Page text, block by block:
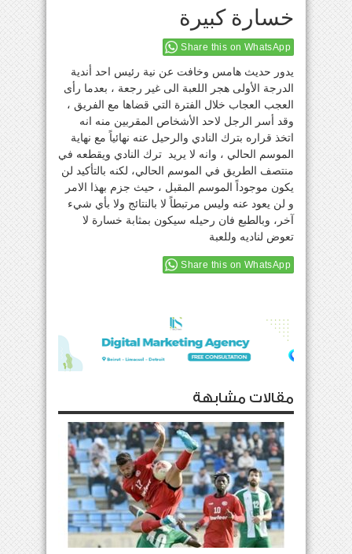
خسارة كبيرة
Share this on WhatsApp
يدور حديث هامس وخافت عن نية رئيس احد أندية
الدرجة الأولى هجر اللعبة الى غير رجعة ، بعدما رأى
العجب العجاب خلال الفترة التي قضاها مع الفريق ،
وقد أسر الرجل لاحد الأشخاص المقربين منه انه
اتخذ قراره بترك النادي والرحيل عنه نهائياً مع نهاية
الموسم الحالي ، وانه لا يريد ترك النادي ويقطعه في
منتصف الطريق في الموسم الحالي، لكنه بالتأكيد لن
يكون موجوداً الموسم المقبل ، حيث جزم بهذا الامر
و لن يعود عنه وليس مرتبطاً لا بالنتائج ولا بأي شيء
آخر، وبالطبع فان رحيله سيكون بمثابة خسارة لا
تعوض لناديه وللعبة
Share this on WhatsApp
مقالات مشابهة